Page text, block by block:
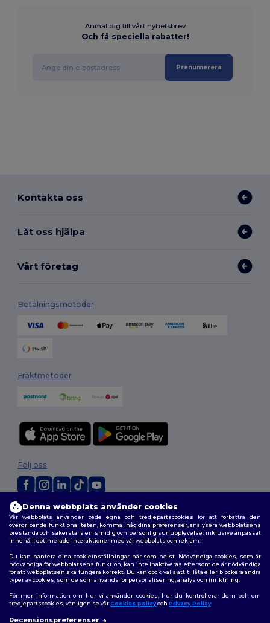
Anmäl dig till vårt nyhetsbrev
Och få speciella rabatter!
Prenumerera
Kontakta oss
Låt oss hjälpa
Vårt företag
Betalningsmetoder
Fraktmetoder
2026. Alla rättigheter förbehållna
Allmänna Villkor|Anpassad policy| Integritetspolicy |Policy för cookies
|Karta över webbplatsen
Följ oss
Denna webbplats använder cookies
Vår webbplats använder både egna och tredjepartscookies för att förbättra den
övergripande funktionaliteten, komma ihåg dina preferenser, analysera webbplatsens
prestanda och säkerställa en smidig och personlig surfupplevelse, inklusive anpassat
innehåll, optimerade interaktioner med vår webbplats och reklam.
Du kan hantera dina cookieinställningar när som helst. Nödvändiga cookies, som är
nödvändiga för webbplatsens funktion, kan inte inaktiveras eftersom de är nödvändiga
för att webbplatsen ska fungera korrekt. Du kan dock välja att tillåta eller blockera andra
typer av cookies, som de som används för personalisering, analys och inriktning.
För mer information om hur vi använder cookies, hur du kontrollerar dem och om
tredjepartscookies, vänligen se vårCookies policyoch Privacy Policy.
Recensionspreferenser